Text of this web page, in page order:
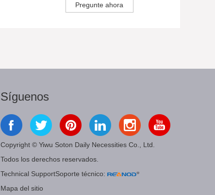
Pregunte ahora
Síguenos
Copyright © Yiwu Soton Daily Necessities Co., Ltd.
Todos los derechos reservados.
Technical SupportSoporte técnico:
Mapa del sitio